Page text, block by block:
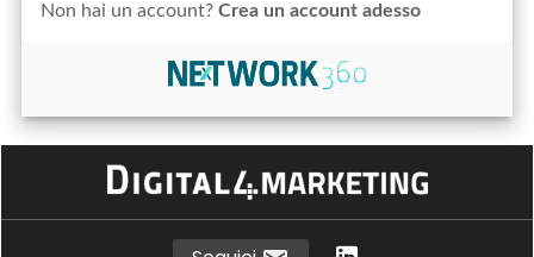
Non hai un account?Crea un account adesso